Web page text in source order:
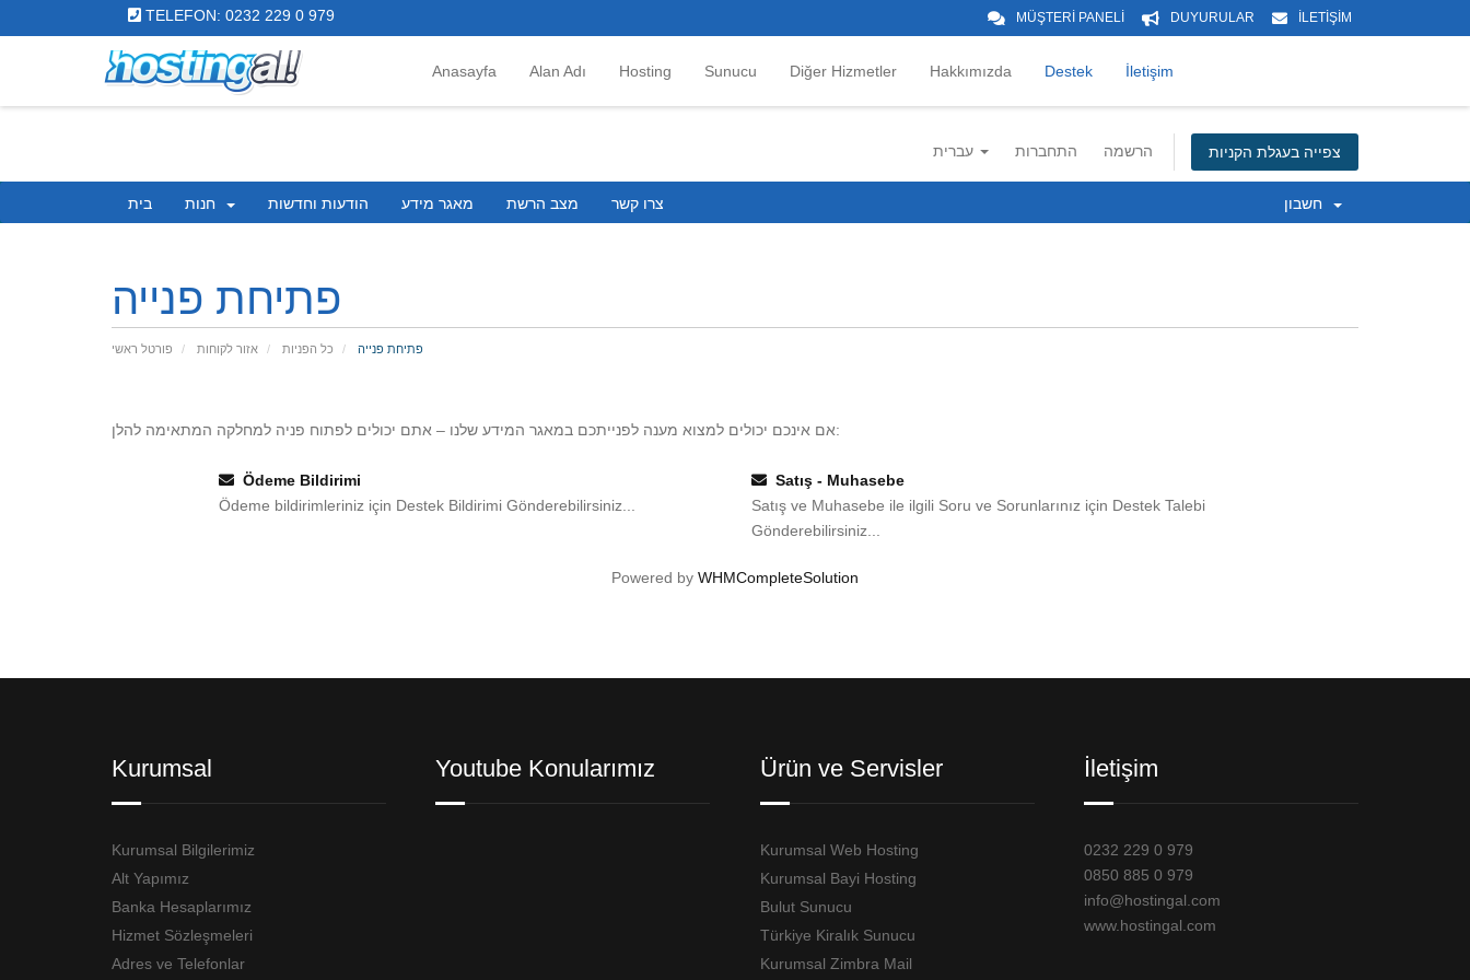
TELEFON: 0232 229 0 979 MÜŞTERİ PANELİ DUYURULAR İLETİŞİM
Anasayfa Alan Adı Hosting Sunucu Diğer Hizmetler Hakkımızda Destek İletişim
התחברות הרשמה צפייה בעגלת הקניות
בית הודעות וחדשות מאגר מידע מצב הרשת צרו קשר
פתיחת פנייה
פורטל ראשי אזור לקוחות כל הפניות פתיחת פנייה
אם אינכם יכולים למצוא מענה לפנייתכם במאגר המידע שלנו – אתם יכולים לפתוח פניה למחלקה המתאימה להלן:
Ödeme Bildirimi
Ödeme bildirimleriniz için Destek Bildirimi Gönderebilirsiniz...
Satış - Muhasebe
Satış ve Muhasebe ile ilgili Soru ve Sorunlarınız için Destek Talebi
Gönderebilirsiniz...
Powered by WHMCompleteSolution
Kurumsal
Kurumsal Bilgilerimiz
Alt Yapımız
Banka Hesaplarımız
Hizmet Sözleşmeleri
Adres ve Telefonlar
Youtube Konularımız Ürün ve Servisler
Kurumsal Web Hosting
Kurumsal Bayi Hosting
Bulut Sunucu
Türkiye Kiralık Sunucu
Kurumsal Zimbra Mail
İletişim
0232 229 0 979
0850 885 0 979
info@hostingal.com
www.hostingal.com